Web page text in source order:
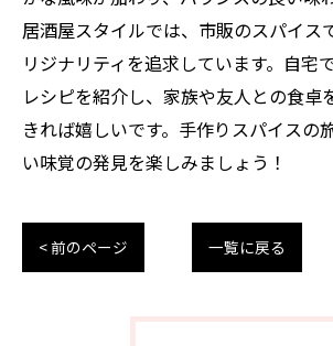
居酒屋スタイルでは、市販のスパイス
リジナリティを追求しています。自宅
レシピを紹介し、家族や友人との食卓
きれば嬉しいです。手作りスパイスの
い味覚の発見を楽しみましょう！
< 前のページ 一覧に戻る